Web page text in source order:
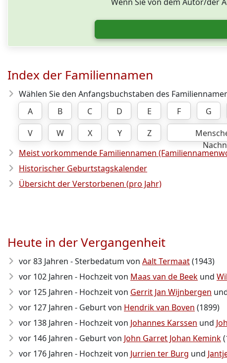
Index der Familiennamen
Wählen Sie den Anfangsbuchstaben des
A
B C D E F G
V
W X Y Z
Meist vorkommende Familiennamen
Historischer Geburtstagskalender
Übersicht der Verstorbenen (pro Jahr)
Heute in der Vergangenheit
vor 83 Jahren - Sterbedatum von Aalt Termaat(1943)
vor 102 Jahren - Hochzeit von Maas van de Beek und
vor 125 Jahren - Hochzeit von Gerrit Jan Wijnbergen
vor 127 Jahren - Geburt von Hendrik van Boven (1899)
vor 138 Jahren - Hochzeit von Johannes Karssen und
vor 146 Jahren - Geburt von John Garret Johan Kemink
vor 176 Jahren - Hochzeit von Jurrien ter Burg und